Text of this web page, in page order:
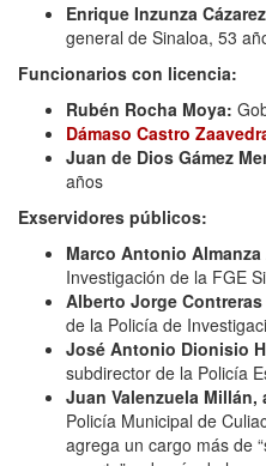
Enrique Inzunza
general de Sinaloa, 53
Funcionarios con licencia:
Rubén Rocha Moya:
Dámaso Castro
Juan de Dios Gámez
años
Exservidores públicos:
Marco Antonio
Investigación de la FGE
Alberto Jorge
de la Policía de
José Antonio Dionisio
subdirector de la Policía
Juan Valenzuela Millán,
Policía Municipal de
agrega un cargo más de